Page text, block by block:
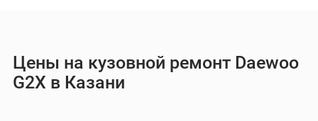
Цены на кузовной ремонт Daewoo
G2X в Казани